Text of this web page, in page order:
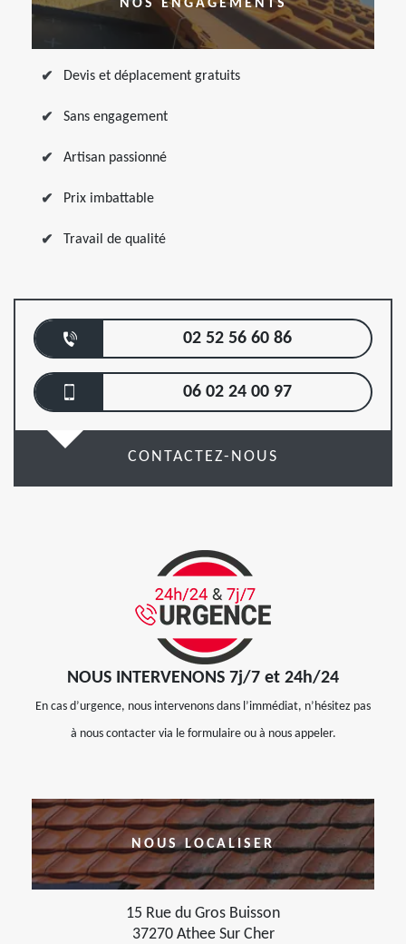
NOS ENGAGEMENTS
Devis et déplacement gratuits
Sans engagement
Artisan passionné
Prix imbattable
Travail de qualité
02 52 56 60 86
06 02 24 00 97
CONTACTEZ-NOUS
NOUS INTERVENONS 7j/7 et 24h/24
En cas d’urgence, nous intervenons dans l’immédiat, n’hésitez pas
à nous contacter via le formulaire ou à nous appeler.
NOUS LOCALISER
15 Rue du Gros Buisson
37270 Athee Sur Cher